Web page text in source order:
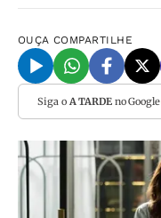
OUÇA COMPARTILHE
Siga o A TARDEno Google